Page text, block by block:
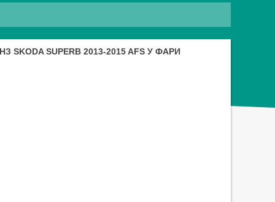
SKODA SUPERB 2013-2015 AFS У ФАРИ